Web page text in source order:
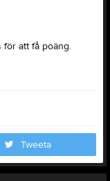
för att få poäng.
Tweeta